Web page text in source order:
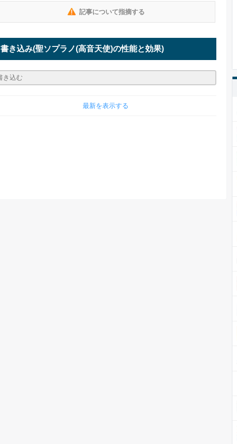
記事について指摘する
書き込み(聖ソプラノ(高音天使)の性能と効果)
最新を表示する